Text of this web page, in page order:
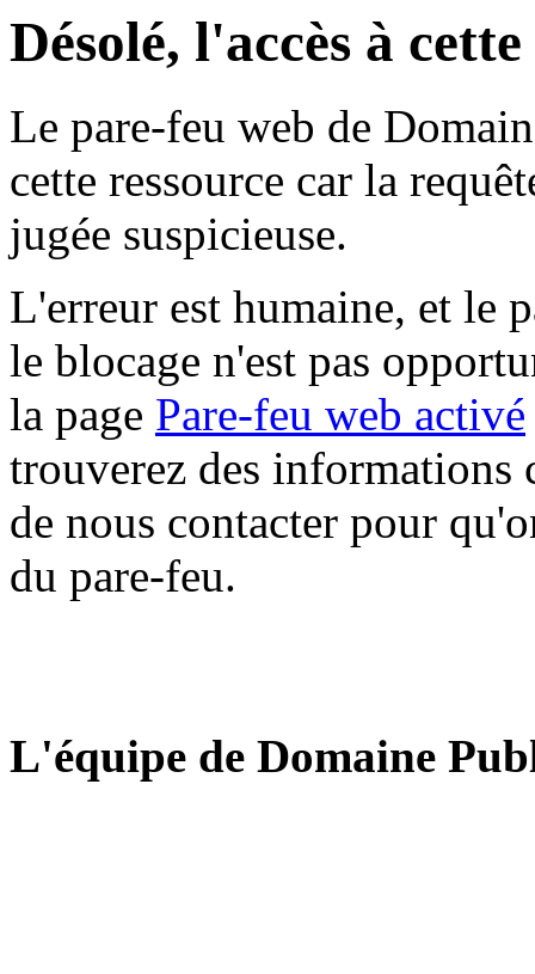
Désolé, l'accès à
Le pare-feu web de
cette ressource car la
jugée suspicieuse.
L'erreur est humaine, et le
le blocage n'est pas
la page Pare-feu web activé
trouverez des informations
de nous contacter pour
du pare-feu.
L'équipe de Domaine